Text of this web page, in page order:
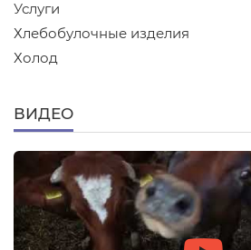
Услуги
Хлебобулочные изделия
Холод
ВИДЕО